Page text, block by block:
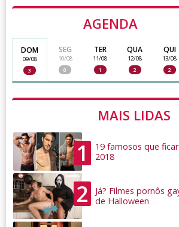
AGENDA
DOM
09/08
3
SEG
10/08
0
TER
11/08
1
QUA
12/08
2
QUI
13/08
2
MAIS LIDAS
1
19 famosos que
2018
2
Já? Filmes pornôs
de Halloween